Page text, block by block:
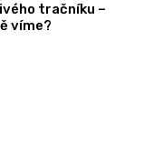
tračníku –
víme?